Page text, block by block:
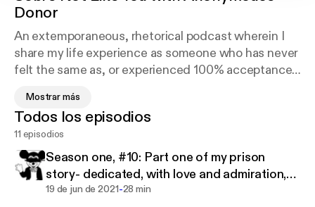
Donor
An extemporaneous, rhetorical podcast wherein I
share my life experience as someone who has never
felt the same as, or experienced 100% acceptance
entire life. My aim is not to use this platform to rail
against 'normalcy', nor to grump about exclusivity, or
complain about my inability to 'fit in'- since the only
common denominator in all of these failed attempts
has been ME. Having been sober for two years now,
I have the clarity to examine how/why I am like this.
Mostrar más
Todos los episodios
11 episodios
Season one, #10: Part one of my prison
story- dedicated, with love and admiration,
to my father.
19 de jun de 2021-28 min